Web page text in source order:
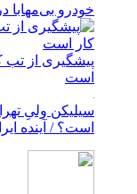
خودرو
پیشگیری از تب
است
است؟ / آینده